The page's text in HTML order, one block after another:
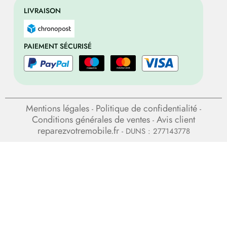
LIVRAISON
PAIEMENT SÉCURISÉ
Mentions légales - Politique de confidentialité -
Conditions générales de ventes - Avis client
reparezvotremobile.fr- DUNS : 277143778